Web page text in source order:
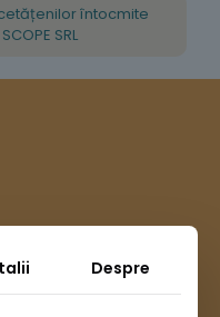
întocmite
SRL
Despre